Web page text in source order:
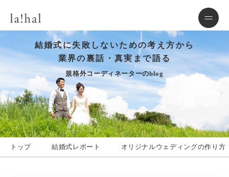
結婚式に失敗しないための考え方から
業界の裏話・真実まで語る
規格外コーディネーターのblog
トップ 結婚式レポート オリジナルウェディングの作り方